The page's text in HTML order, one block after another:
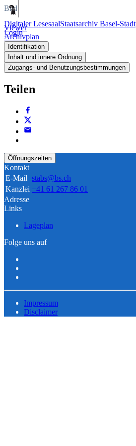
Digitaler LesesaalStaatsarchiv Basel-Stadt
Login
Bild
Viewer
Archivplan
Identifikation
Inhalt und innere Ordnung
Zugangs- und Benutzungsbestimmungen
Teilen
Öffnungszeiten
Kontakt
E-Mail stabs@bs.ch
Kanzlei +41 61 267 86 01
Adresse
Links
Lageplan
Folge uns auf
Impressum
Disclaimer